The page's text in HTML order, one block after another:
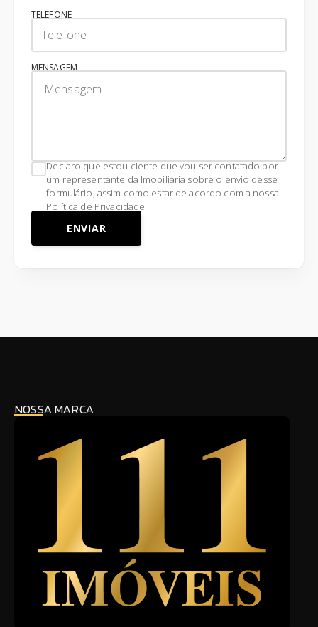
TELEFONE
MENSAGEM
Declaro que estou ciente que vou ser contatado por
um representante da Imobiliária sobre o envio desse
formulário, assim como estar de acordo com a nossa
Política de Privacidade.
ENVIAR
NOSSA MARCA